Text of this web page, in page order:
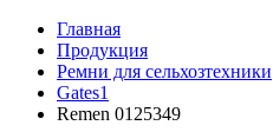
Главная
Продукция
Ремни для сельхозтехники
Gates1
Remen 0125349